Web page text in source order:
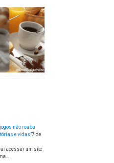
não rouba
e vidas”7 de
acessar um site